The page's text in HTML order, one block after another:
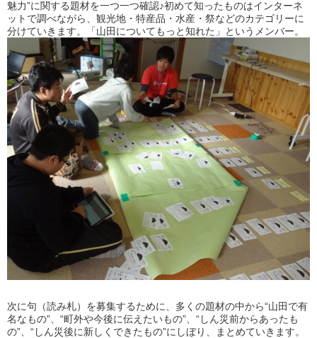
魅力”に関する題材を一つ一つ確認♪初めて知ったものはインターネ
ットで調べながら、観光地・特産品・水産・祭などのカテゴリーに
分けていきます。「山田についてもっと知れた」というメンバー。
次に句（読み札）を募集するために、多くの題材の中から“山田で有
名なもの”、“町外や今後に伝えたいもの”、“しん災前からあったも
の”、“しん災後に新しくできたもの”にしぼり、まとめていきます。